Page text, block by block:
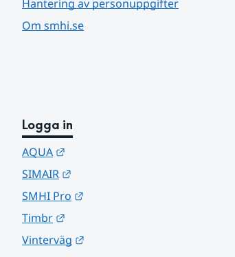
Hantering av personuppgifter
Om smhi.se
Logga in
AQUA
SIMAIR
SMHI Pro
Timbr
Vinterväg